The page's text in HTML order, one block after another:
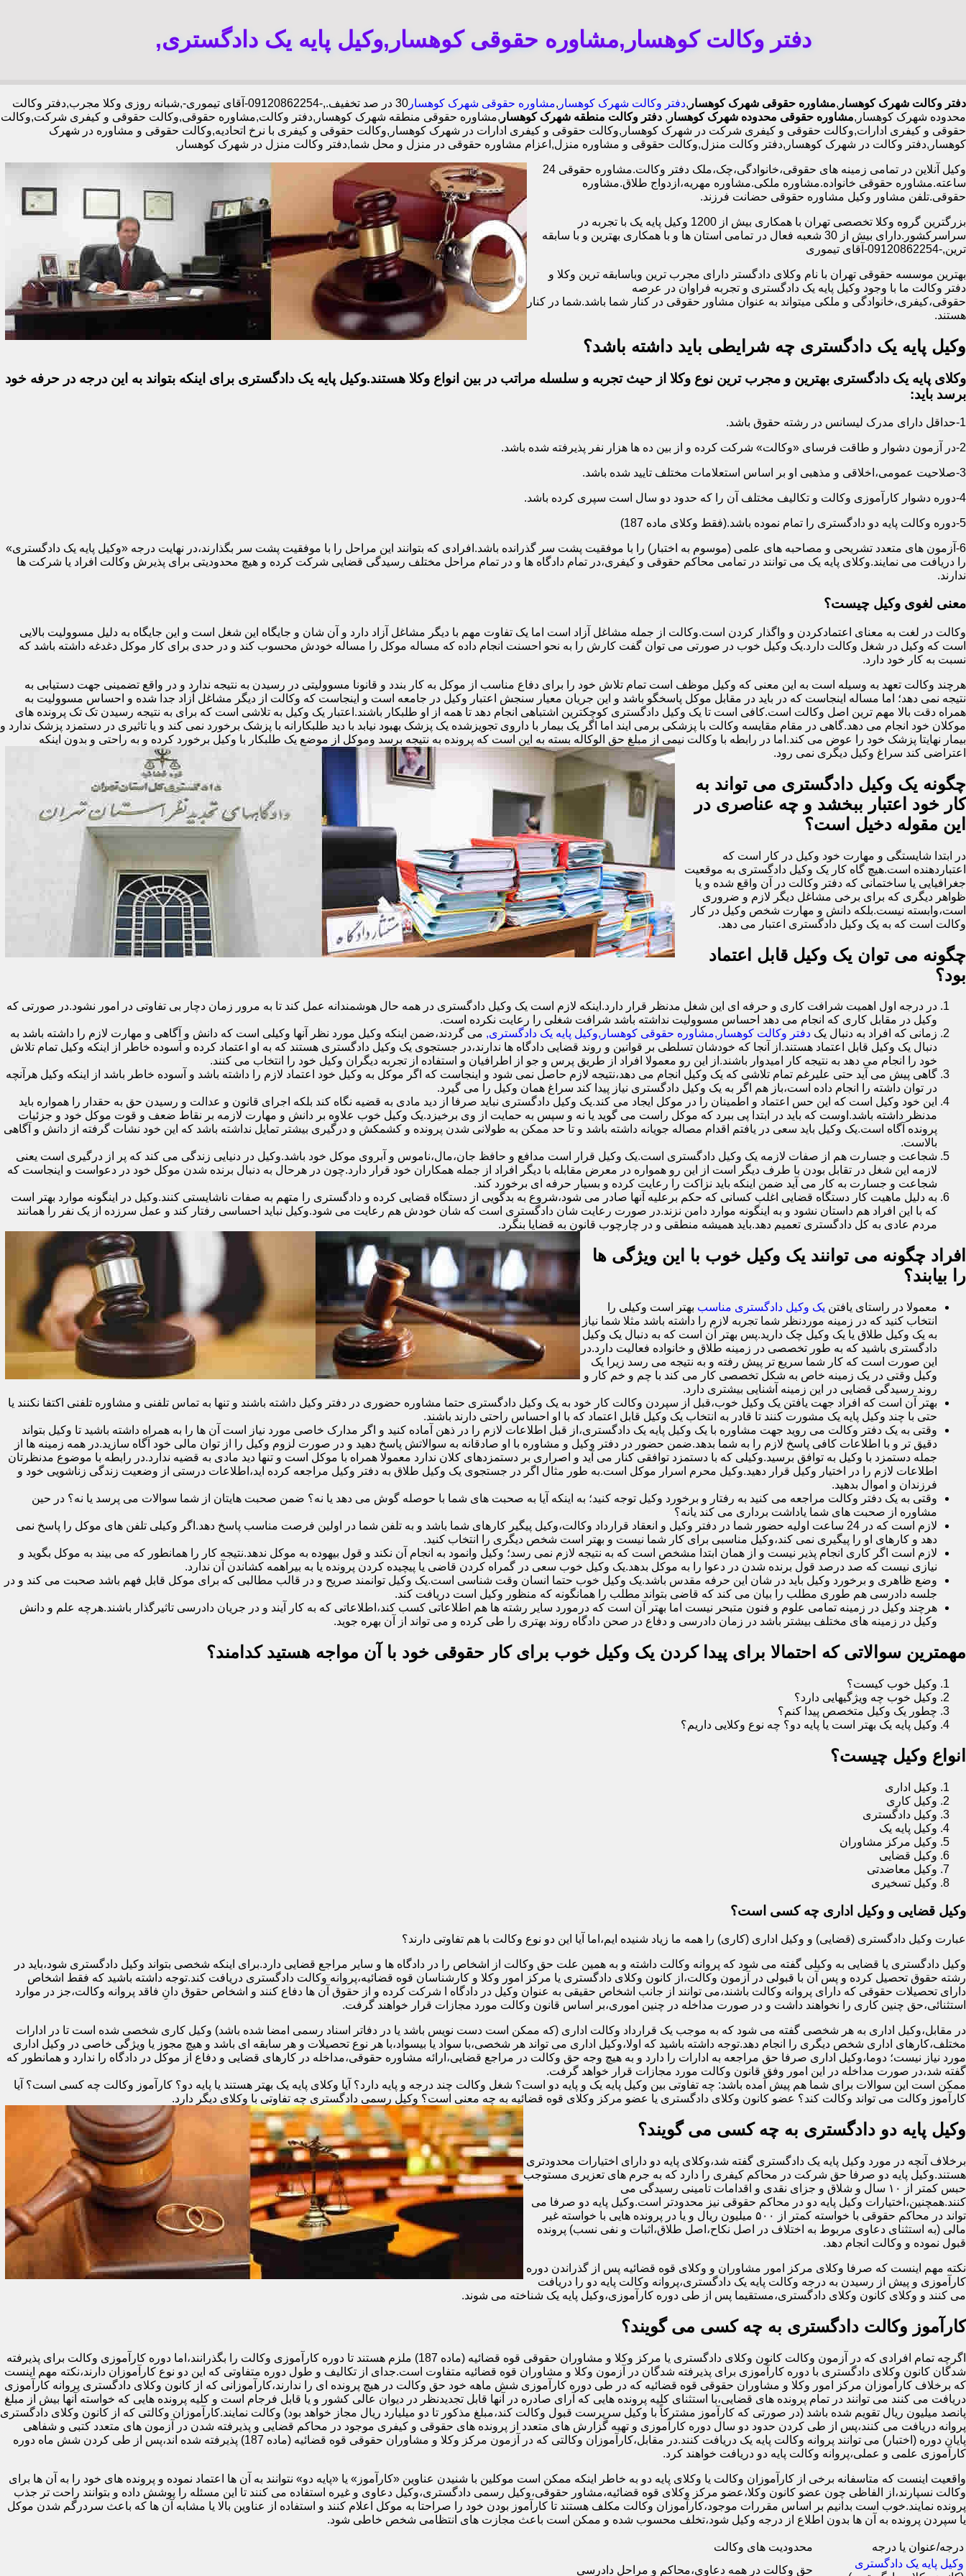
دفتر وکالت کوهسار,مشاوره حقوقی کوهسار,وکیل پایه یک دادگستری,
دفتر وکالت شهرک کوهسار ,مشاوره حقوقی شهرک کوهسار ,دفتر وکالت شهرک کوهسار ,مشاوره حقوقی شهرک کوهسار
30 در صد تخفیف.,-09120862254-آقای تیموری-,شبانه روزی وکلا مجرب,دفتر وکالت
محدوده شهرک کوهسار,مشاوره حقوقی محدوده شهرک کوهسار , دفتر وکالت منطقه شهرک کوهسار ,مشاوره حقوقی منطقه شهرک کوهسار,دفتر وکالت,مشاوره حقوقی,وکالت حقوقی و کیفری شرکت,وکالت
حقوقی و کیفری ادارات,وکالت حقوقی و کیفری شرکت در شهرک کوهسار,وکالت حقوقی و کیفری ادارات در شهرک کوهسار,وکالت حقوقی و کیفری با نرخ اتحادیه,وکالت حقوقی و مشاوره در شهرک
کوهسار,دفتر وکالت در شهرک کوهسار,دفتر وکالت منزل,وکالت حقوقی و مشاوره منزل,اعزام مشاوره حقوقی در منزل و محل شما,دفتر وکالت منزل در شهرک کوهسار,
وکیل آنلاین در تمامی زمینه های حقوقی،خانوادگی،چک،ملک دفتر وکالت.مشاوره حقوقی 24
ساعته.مشاوره حقوقی خانواده.مشاوره ملکی.مشاوره مهریه،ازدواج طلاق.مشاوره
حقوقی.تلفن مشاور وکیل مشاوره حقوقی حضانت فرزند.
بزرگترین گروه وکلا تخصصی تهران با همکاری بیش از 1200 وکیل پایه یک با تجربه در
سراسرکشور.دارای بیش از 30 شعبه فعال در تمامی استان ها و با همکاری بهترین و با سابقه
ترین,-09120862254-آقای تیموری
بهترین موسسه حقوقی تهران با نام وکلای دادگستر دارای مجرب ترین وباسابقه ترین وکلا و
دفتر وکالت ما با وجود وکیل پایه یک دادگستری و تجربه فراوان در عرصه
حقوقی،کیفری،خانوادگی و ملکی میتواند به عنوان مشاور حقوقی در کنار شما باشد.شما در کنار
هستند.
وکیل پایه یک دادگستری چه شرایطی باید داشته باشد؟
وکلای پایه یک دادگستری بهترین و مجرب ترین نوع وکلا از حیث تجربه و سلسله مراتب در بین انواع وکلا هستند.وکیل پایه یک دادگستری برای اینکه بتواند به این درجه در حرفه خود
برسد باید:
1-حداقل دارای مدرک لیسانس در رشته حقوق باشد.
2-در آزمون دشوار و طاقت فرسای «وکالت» شرکت کرده و از بین ده ها هزار نفر پذیرفته شده باشد.
3-صلاحیت عمومی،اخلاقی و مذهبی او بر اساس استعلامات مختلف تایید شده باشد.
4-دوره دشوار کارآموزی وکالت و تکالیف مختلف آن را که حدود دو سال است سپری کرده باشد.
5-دوره وکالت پایه دو دادگستری را تمام نموده باشد.(فقط وکلای ماده 187)
6-آزمون های متعدد تشریحی و مصاحبه های علمی (موسوم به اختبار) را با موفقیت پشت سر گذرانده باشد.افرادی که بتوانند این مراحل را با موفقیت پشت سر بگذارند،در نهایت درجه «وکیل پایه یک دادگستری»
را دریافت می نمایند.وکلای پایه یک می توانند در تمامی محاکم حقوقی و کیفری،در تمام دادگاه ها و در تمام مراحل مختلف رسیدگی قضایی شرکت کرده و هیچ محدودیتی برای پذیرش وکالت افراد یا شرکت ها
ندارند.
معنی لغوی وکیل چیست؟
وکالت در لغت به معنای اعتمادکردن و واگذار کردن است.وکالت از جمله مشاغل آزاد است اما یک تفاوت مهم با دیگر مشاغل آزاد دارد و آن شان و جایگاه این شغل است و این جایگاه به دلیل مسوولیت بالایی
است که وکیل در شغل وکالت دارد.یک وکیل خوب در صورتی می توان گفت کارش را به نحو احسنت انجام داده که مساله موکل را مساله خودش محسوب کند و در حدی برای کار موکل دغدغه داشته باشد که
نسبت به کار خود دارد.
هرچند وکالت تعهد به وسیله است به این معنی که وکیل موظف است تمام تلاش خود را برای دفاع مناسب از موکل به کار بندد و قانونا مسوولیتی در رسیدن به نتیجه ندارد و در واقع تضمینی جهت دستیابی به
نتیجه نمی دهد؛ اما مساله اینجاست که در باید در مقابل موکل پاسخگو باشد و این جریان معیار سنجش اعتبار وکیل در جامعه است و اینجاست که وکالت از دیگر مشاغل آزاد جدا شده و احساس مسوولیت به
همراه دقت بالا مهم ترین اصل وکالت است.کافی است تا یک وکیل دادگستری کوچکترین اشتباهی انجام دهد تا همه از او طلبکار باشند.اعتبار یک وکیل به تلاشی است که برای به نتیجه رسیدن تک تک پرونده های
موکلان خود انجام می دهد.گاهی در مقام مقایسه وکالت با پزشکی برمی ایند اما اگر یک بیمار با داروی تجویزشده یک پزشک بهبود نیابد با دید طلبکارانه با پزشک برخورد نمی کند و یا تاثیری در دستمزد پزشک ندارد و
بیمار نهایتا پزشک خود را عوض می کند.اما در رابطه با وکالت نیمی از مبلغ حق الوکاله بسته به این است که پرونده به نتیجه برسد وموکل از موضع یک طلبکار با وکیل برخورد کرده و به راحتی و بدون اینکه
اعتراضی کند سراغ وکیل دیگری نمی رود.
چگونه یک وکیل دادگستری می تواند به
کار خود اعتبار ببخشد و چه عناصری در
این مقوله دخیل است؟
در ابتدا شایستگی و مهارت خود وکیل در کار است که
اعتباردهنده است.هیچ گاه کار یک وکیل دادگستری به موقعیت
جغرافیایی یا ساختمانی که دفتر وکالت در آن واقع شده و یا
ظواهر دیگری که برای برخی مشاغل دیگر لازم و ضروری
است،وابسته نیست.بلکه دانش و مهارت شخص وکیل در کار
وکالت است که به یک وکیل دادگستری اعتبار می دهد.
چگونه می توان یک وکیل قابل اعتماد
بود؟
در درجه اول اهمیت شرافت کاری و حرفه ای این شغل مدنظر قرار دارد.اینکه لازم است یک وکیل دادگستری در همه حال هوشمندانه عمل کند تا به مرور زمان دچار بی تفاوتی در امور نشود.در صورتی که
وکیل در مقابل کاری که انجام می دهد احساس مسوولیت نداشته باشد شرافت شغلی را رعایت نکرده است.
زمانی که افراد به دنبال یک دفتر وکالت کوهسار,مشاوره حقوقی کوهسار,وکیل پایه یک دادگستری, می گردند،ضمن اینکه وکیل مورد نظر آنها وکیلی است که دانش و آگاهی و مهارت لازم را داشته باشد به
دنبال یک وکیل قابل اعتماد هستند.از آنجا که خودشان تسلطی بر قوانین و روند قضایی دادگاه ها ندارند،در جستجوی یک وکیل دادگستری هستند که به او اعتماد کرده و آسوده خاطر از اینکه وکیل تمام تلاش
خود را انجام می دهد به نتیجه کار امیدوار باشند.از این رو معمولا افراد از طریق پرس و جو از اطرافیان و استفاده از تجربه دیگران وکیل خود را انتخاب می کنند.
گاهی پیش می آید حتی علیرغم تمام تلاشی که یک وکیل انجام می دهد،نتیجه لازم حاصل نمی شود و اینجاست که اگر موکل به وکیل خود اعتماد لازم را داشته باشد و آسوده خاطر باشد از اینکه وکیل هرآنچه
در توان داشته را انجام داده است،باز هم اگر به یک وکیل دادگستری نیاز پیدا کند سراغ همان وکیل را می گیرد.
این خود وکیل است که این حس اعتماد و اطمینان را در موکل ایجاد می کند.یک وکیل دادگستری نباید صرفا از دید مادی به قضیه نگاه کند بلکه اجرای قانون و عدالت و رسیدن حق به حقدار را همواره باید
مدنظر داشته باشد.اوست که باید در ابتدا پی ببرد که موکل راست می گوید یا نه و سپس به حمایت از وی برخیزد.یک وکیل خوب علاوه بر دانش و مهارت لازمه بر نقاط ضعف و قوت موکل خود و جزئیات
پرونده آگاه است.یک وکیل باید سعی در یافتم اقدام مصاله جویانه داشته باشد و تا حد ممکن به طولانی شدن پرونده و کشمکش و درگیری بیشتر تمایل نداشته باشد که این خود نشات گرفته از دانش و آگاهی
بالاست.
شجاعت و جسارت هم از صفات لازمه یک وکیل دادگستری است.یک وکیل قرار است مدافع و حافظ جان،مال،ناموس و آبروی موکل خود باشد.وکیل در دنیایی زندگی می کند که پر از درگیری است یعنی
لازمه این شغل در تقابل بودن با طرف دیگر است از این رو همواره در معرض مقابله با دیگر افراد از جمله همکاران خود قرار دارد.چون در هرحال به دنبال برنده شدن موکل خود در دعواست و اینجاست که
شجاعت و جسارت به کار می آید ضمن اینکه باید نزاکت را رعایت کرده و بسیار حرفه ای برخورد کند.
به دلیل ماهیت کار دستگاه قضایی اغلب کسانی که حکم برعلیه آنها صادر می شود،شروع به بدگویی از دستگاه قضایی کرده و دادگستری را متهم به صفات ناشایستی کنند.وکیل در اینگونه موارد بهتر است
که با این افراد هم داستان نشود و به اینگونه موارد دامن نزند.در صورت رعایت شان دادگستری است که شان خودش هم رعایت می شود.وکیل نباید احساسی رفتار کند و عمل سرزده از یک نفر را همانند
مردم عادی به کل دادگستری تعمیم دهد.باید همیشه منطقی و در چارچوب قانون به قضایا بنگرد.
افراد چگونه می توانند یک وکیل خوب با این ویژگی ها
را بیابند؟
معمولا در راستای یافتن یک وکیل دادگستری مناسب بهتر است وکیلی را
انتخاب کنید که در زمینه موردنظر شما تجربه لازم را داشته باشد مثلا شما نیاز
به یک وکیل طلاق یا یک وکیل چک دارید.پس بهتر آن است که به دنبال یک وکیل
دادگستری باشید که به طور تخصصی در زمینه طلاق و خانواده فعالیت دارد.در
این صورت است که کار شما سریع تر پیش رفته و به نتیجه می رسد زیرا یک
وکیل وقتی در یک زمینه خاص به شکل تخصصی کار می کند با چم و خم کار و
روند رسیدگی قضایی در این زمینه آشنایی بیشتری دارد.
بهتر آن است که افراد جهت یافتن یک وکیل خوب،قبل از سپردن وکالت کار خود به یک وکیل دادگستری حتما مشاوره حضوری در دفتر وکیل داشته باشند و تنها به تماس تلفنی و مشاوره تلفنی اکتفا نکنند یا
حتی با چند وکیل پایه یک مشورت کنند تا قادر به انتخاب یک وکیل قابل اعتماد که با او احساس راحتی دارند باشند.
وقتی به یک دفتر وکالت می روید جهت مشاوره با یک وکیل پایه یک دادگستری،از قبل اطلاعات لازم را در ذهن آماده کنید و اگر مدارک خاصی مورد نیاز است آن ها را به همراه داشته باشید تا وکیل بتواند
دقیق تر و با اطلاعات کافی پاسخ لازم را به شما بدهد.ضمن حضور در دفتر وکیل و مشاوره با او صادقانه به سوالاتش پاسخ دهید و در صورت لزوم وکیل را از توان مالی خود آگاه سازید.در همه زمینه ها از
جمله دستمزد با وکیل به توافق برسید.وکیلی که با دستمزد توافقی کنار می آید و اصراری بر دستمزدهای کلان ندارد معمولا همراه با موکل است و تنها دید مادی به قضیه ندارد.در رابطه با موضوع مدنظرتان
اطلاعات لازم را در اختیار وکیل قرار دهید.وکیل محرم اسرار موکل است.به طور مثال اگر در جستجوی یک وکیل طلاق به دفتر وکیل مراجعه کرده اید،اطلاعات درستی از وضعیت زندگی زناشویی خود و
فرزندان و اموال بدهید.
وقتی به یک دفتر وکالت مراجعه می کنید به رفتار و برخورد وکیل توجه کنید؛ به اینکه آیا به صحبت های شما با حوصله گوش می دهد یا نه؟ ضمن صحبت هایتان از شما سوالات می پرسد یا نه؟ در حین
مشاوره از صحبت های شما یاداشت برداری می کند یانه؟
لازم است که در 24 ساعت اولیه حضور شما در دفتر وکیل و انعقاد قرارداد وکالت،وکیل پیگیر کارهای شما باشد و به تلفن شما در اولین فرصت مناسب پاسخ دهد.اگر وکیلی تلفن های موکل را پاسخ نمی
دهد و کارهای او را پیگیری نمی کند،وکیل مناسبی برای کار شما نیست و بهتر است شخص دیگری را انتخاب کنید.
لازم است اگر کاری انجام پذیر نیست و از همان ابتدا مشخص است که به نتیجه لازم نمی رسد؛ وکیل وانمود به انجام آن نکند و قول بیهوده به موکل ندهد.نتیجه کار را همانطور که می بیند به موکل بگوید و
نیازی نیست که صد درصد قول برنده شدن در دعوا را به موکل بدهد.یک وکیل خوب سعی در گمراه کردن قاضی یا پیچیده کردن پرونده یا به بیراهمه کشاندن آن ندارد.
وضع ظاهری و برخورد وکیل باید در شان این حرفه مقدس باشد.یک وکیل خوب حتما انسان وقت شناسی است.یک وکیل توانمند صریح و در قالب مطالبی که برای موکل قابل فهم باشد صحبت می کند و در
جلسه دادرسی هم طوری مطلب را بیان می کند که قاضی بتواند مطلب را همانگونه که منظور وکیل است دریافت کند.
هرچند وکیل در زمینه تمامی علوم و فنون متبحر نیست اما بهتر آن است که درمورد سایر رشته ها هم اطلاعاتی کسب کند،اطلاعاتی که به کار آیند و در جریان دادرسی تاثیرگذار باشند.هرچه علم و دانش
وکیل در زمینه های مختلف بیشتر باشد در زمان دادرسی و دفاع در صحن دادگاه روند بهتری را طی کرده و می تواند از آن بهره جوید.
مهمترین سوالاتی که احتمالا برای پیدا کردن یک وکیل خوب برای کار حقوقی خود با آن مواجه هستید کدامند؟
وکیل خوب کیست؟
وکیل خوب چه ویژگیهایی دارد؟
چطور یک وکیل متخصص پیدا کنم؟
وکیل پایه یک بهتر است یا پایه دو؟ چه نوع وکلایی داریم؟
انواع وکیل چیست؟
وکیل اداری
وکیل کاری
وکیل دادگستری
وکیل پایه یک
وکیل مرکز مشاوران
وکیل قضایی
وکیل معاضدتی
وکیل تسخیری
وکیل قضایی و وکیل اداری چه کسی است؟
عبارت وکیل دادگستری (قضایی) و وکیل اداری (کاری) را همه ما زیاد شنیده ایم،اما آیا این دو نوع وکالت با هم تفاوتی دارند؟
وکیل دادگستری یا قضایی به وکیلی گفته می شود که پروانه وکالت داشته و به همین علت حق وکالت از اشخاص را در دادگاه ها و سایر مراجع قضایی دارد.برای اینکه شخصی بتواند وکیل دادگستری شود،باید در
رشته حقوق تحصیل کرده و پس آن با قبولی در آزمون وکالت،از کانون وکلای دادگستری یا مرکز امور وکلا و کارشناسان قوه قضائیه،پروانه وکالت دادگستری دریافت کند.توجه داشته باشید که فقط اشخاص
دارای تحصیلات حقوقی که دارای پروانه وکالت باشند،می توانند از جانب اشخاص حقیقی به عنوان وکیل در دادگاه ا شرکت کرده و از حقوق آن ها دفاع کنند و اشخاص حقوق دانِ فاقد پروانه وکالت،جز در موارد
استثنائی،حق چنین کاری را نخواهند داشت و در صورت مداخله در چنین اموری،بر اساس قانون وکالت مورد مجازات قرار خواهند گرفت.
در مقابل،وکیل اداری به هر شخصی گفته می شود که به موجب یک قرارداد وکالت اداری (که ممکن است دست نویس باشد یا در دفاتر اسناد رسمی امضا شده باشد) وکیل کاری شخصی شده است تا در ادارات
مختلف،کارهای اداری شخص دیگری را انجام دهد.توجه داشته باشید که اولا،وکیل اداری می تواند هر شخصی،با سواد یا بیسواد،با هر نوع تحصیلات و هر سابقه ای باشد و هیچ مجوز یا ویژگی خاصی در وکیل اداری
مورد نیاز نیست؛ دوما،وکیل اداری صرفا حق مراجعه به ادارات را دارد و به هیچ وجه حق وکالت در مراجع قضایی،ارائه مشاوره حقوقی،مداخله در کارهای قضایی و دفاع از موکل در دادگاه را ندارد و همانطور که
گفته شد،در صورت مداخله در این امور وفق قانون وکالت مورد مجازات قرار خواهد گرفت.
ممکن است این سوالات برای شما هم پیش آمده باشد: چه تفاوتی بین وکیل پایه یک و پایه دو است؟ شغل وکالت چند درجه و پایه دارد؟ آیا وکلای پایه یک بهتر هستند یا پایه دو؟ کارآموز وکالت چه کسی است؟ آیا
کارآموز وکالت می تواند وکالت کند؟ عضو کانون وکلای دادگستری یا عضو مرکز وکلای قوه قضائیه به چه معنی است؟ وکیل رسمی دادگستری چه تفاوتی با وکلای دیگر دارد.
وکیل پایه دو دادگستری به چه کسی می گویند؟
برخلاف آنچه در مورد وکیل پایه یک دادگستری گفته شد،وکلای پایه دو دارای اختیارات محدودتری
هستند.وکیل پایه دو صرفا حق شرکت در محاکم کیفری را دارد که به جرم های تعزیری مستوجب
حبس کمتر از ۱۰ سال و شلاق و جزای نقدی و اقدامات تامینی رسیدگی می
کنند.همچنین،اختیارات وکیل پایه دو در محاکم حقوقی نیز محدودتر است.وکیل پایه دو صرفا می
تواند در محاکم حقوقی با خواسته کمتر از ۵۰۰ میلیون ریال و یا در پرونده هایی با خواسته غیر
مالی (به استثنای دعاوی مربوط به اختلاف در اصل نکاح،اصل طلاق،اثبات و نفی نسب) پرونده
قبول نموده و وکالت انجام دهد.
نکته مهم اینست که صرفا وکلای مرکز امور مشاوران و وکلای قوه قضائیه پس از گذراندن دوره
کارآموزی و پیش از رسیدن به درجه وکالت پایه یک دادگستری،پروانه وکالت پایه دو را دریافت
می کنند و وکلای کانون وکلای دادگستری،مستقیما پس از طی دوره کارآموزی،وکیل پایه یک شناخته می شوند.
کارآموز وکالت دادگستری به چه کسی می گویند؟
اگرچه تمام افرادی که در آزمون وکالت کانون وکلای دادگستری یا مرکز وکلا و مشاوران حقوقی قوه قضائیه (ماده 187) ملزم هستند تا دوره کارآموزی وکالت را بگذرانند،اما دوره کارآموزی وکالت برای پذیرفته
شدگان کانون وکلای دادگستری با دوره کارآموزی برای پذیرفته شدگان در آزمون وکلا و مشاوران قوه قضائیه متفاوت است.جدای از تکالیف و طول دوره متفاوتی که این دو نوع کارآموزان دارند،نکته مهم اینست
که برخلاف کارآموزان مرکز امور وکلا و مشاوران حقوقی قوه قضائیه که در طی دوره کارآموزی شش ماهه خود حق وکالت در هیچ پرونده ای را ندارند،کارآموزانی که از کانون وکلای دادگستری پروانه کارآموزی
دریافت می کنند می توانند در تمام پرونده های قضایی،با استثنای کلیه پرونده هایی که آرای صادره در آنها قابل تجدیدنظر در دیوان عالی کشور و یا قابل فرجام است و کلیه پرونده هایی که خواسته آنها بیش از مبلغ
پانصد میلیون ریال تقویم شده باشد (در صورتی که کارآموز مشترکاً با وکیل سرپرست قبول وکالت کند،مبلغ مذکور تا دو میلیارد ریال مجاز خواهد بود) وکالت نمایند.کارآموزان وکالتی که از کانون وکلای دادگستری
پروانه دریافت می کنند،پس از طی کردن حدود دو سال دوره کارآموزی و تهیه گزارش های متعدد از پرونده های حقوقی و کیفری موجود در محاکم قضایی و پذیرفته شدن در آزمون های متعدد کتبی و شفاهی
پایان دوره (اختبار) می توانند پروانه وکالت پایه یک دریافت کنند.در مقابل،کارآموزان وکالتی که در آزمون مرکز وکلا و مشاوران حقوقی قوه قضائیه (ماده 187) پذیرفته شده اند،پس از طی کردن شش ماه دوره
کارآموزی علمی و عملی،پروانه وکالت پایه دو دریافت خواهند کرد.
واقعیت اینست که متاسفانه برخی از کارآموزان وکالت یا وکلای پایه دو به خاطر اینکه ممکن است موکلین با شنیدن عناوین «کارآموز» یا «پایه دو» نتوانند به آن ها اعتماد نموده و پرونده های خود را به آن ها برای
وکالت نسپارند،از الفاظی چون عضو کانون وکلا،عضو مرکز وکلای قوه قضائیه،مشاور حقوقی،وکیل رسمی دادگستری،وکیل دعاوی و غیره استفاده می کنند تا این مسئله را پوشش داده و بتوانند راحت تر جذب
پرونده نمایند.خوب است بدانیم بر اساس مقررات موجود،کارآموزان وکالت مکلف هستند تا کارآموز بودن خود را صراحتا به موکل اعلام کنند و استفاده از عناوین بالا یا مشابه آن ها که باعث سردرگم شدن موکل
یا سپردن پرونده به آن ها بدون اطلاع از درجه وکیل شود،تخلف محسوب شده و ممکن است باعث مجازت های انتظامی شخص خاطی شود.
درجه/عنوان یا درجه
محدودیت های وکالت
وکیل پایه یک دادگستری
حق وکالت در همه دعاوی،محاکم و مراحل دادرسی